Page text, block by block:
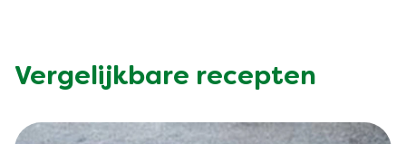
Vergelijkbare recepten